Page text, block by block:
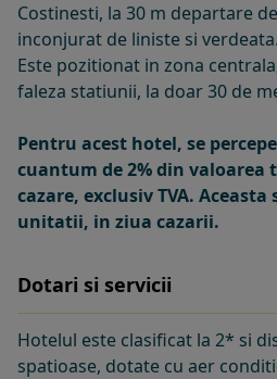
Costinesti, la 30 m departare
inconjurat de liniste si verdeata.
Este pozitionat in zona
faleza statiunii, la doar 30 de
Pentru acest hotel, se
cuantum de 2% din valoarea
cazare, exclusiv TVA.
unitatii, in ziua cazarii.
Dotari si servicii
Hotelul este clasificat la 2* si
spatioase, dotate cu aer